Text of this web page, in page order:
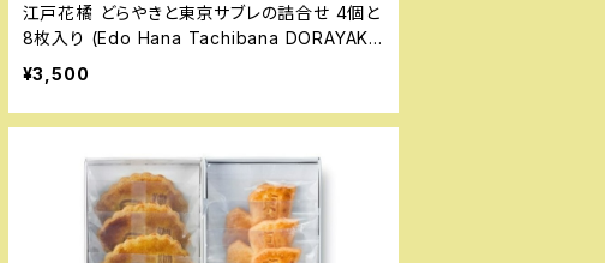
江戸花橘 どらやきと東京サブレの詰合せ 4個と
8枚入り (Edo Hana Tachibana DORAYAKI
& TOKYO SABLĒ)
¥3,500